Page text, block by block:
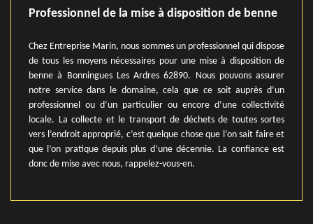
Professionnel de la mise à disposition de benne
Chez Entreprise Marin, nous sommes un professionnel qui dispose
de tous les moyens nécessaires pour une mise à disposition de
benne à Bonningues Les Ardres 62890. Nous pouvons assurer
notre service dans le domaine, cela que ce soit auprès d’un
professionnel ou d’un particulier ou encore d’une collectivité
locale. La collecte et le transport de déchets de toutes sortes
vers l’endroit approprié, c’est quelque chose que l’on sait faire et
que l’on pratique depuis plus d’une décennie. La confiance est
donc de mise avec nous, rappelez-vous-en.